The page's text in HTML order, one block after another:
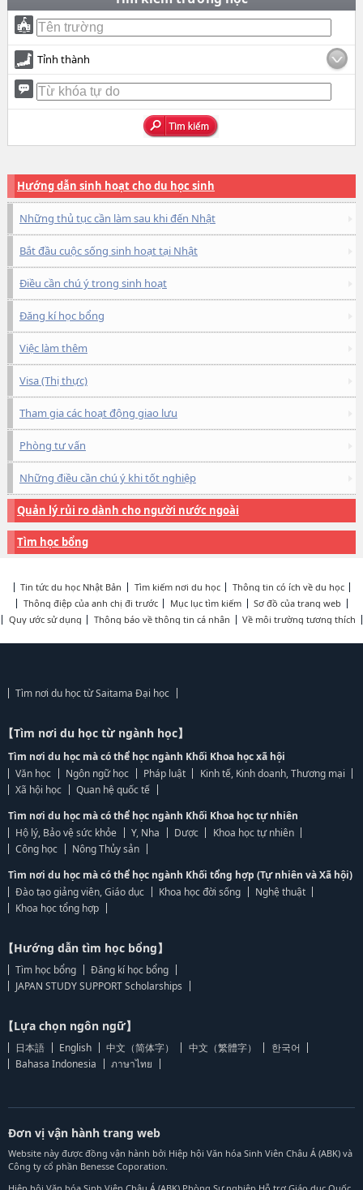
Tỉnh thành
Hướng dẫn sinh hoạt cho du học sinh
Những thủ tục cần làm sau khi đến Nhật
Bắt đầu cuộc sống sinh hoạt tại Nhật
Điều cần chú ý trong sinh hoạt
Đăng kí học bổng
Việc làm thêm
Visa (Thị thực)
Tham gia các hoạt động giao lưu
Phòng tư vấn
Những điều cần chú ý khi tốt nghiệp
Quản lý rủi ro dành cho người nước ngoài
Tìm học bổng
Tin tức du học Nhật Bản Tìm kiếm nơi du học
Thông tin có ích về du học
Thông điệp của anh chị đi trước
Mục lục tìm kiếm
Sơ đồ của trang web
Quy ước sử dụng
Thông báo về thông tin cá nhân Về môi trường tương thích
Tìm nơi du học từ Saitama Đại học
【Tìm nơi du học từ ngành học】
Tìm nơi du học mà có thể học ngành Khối Khoa học xã hội
Văn học
Ngôn ngữ học Pháp luật
Kinh tế, Kinh doanh, Thương mại
Xã hội học
Quan hệ quốc tế
Tìm nơi du học mà có thể học ngành Khối Khoa học tự nhiên
Hộ lý, Bảo vệ sức khỏe
Y, Nha Dược
Khoa học tự nhiên
Công học
Nông Thủy sản
Tìm nơi du học mà có thể học ngành Khối tổng hợp (Tự nhiên và Xã hội)
Đào tạo giảng viên, Giáo dục
Khoa học đời sống
Nghệ thuật
Khoa học tổng hợp
【Hướng dẫn tìm học bổng】
Tìm học bổng
Đăng kí học bổng
JAPAN STUDY SUPPORT Scholarships
【Lựa chọn ngôn ngữ】
日本語 English 中文（简体字） 中文（繁體字）
한국어
Bahasa Indonesia
ภาษาไทย
Đơn vị vận hành trang web
Website này được đồng vận hành bởi Hiệp hội Văn hóa Sinh Viên Châu Á (ABK) và
Công ty cổ phần Benesse Coporation.